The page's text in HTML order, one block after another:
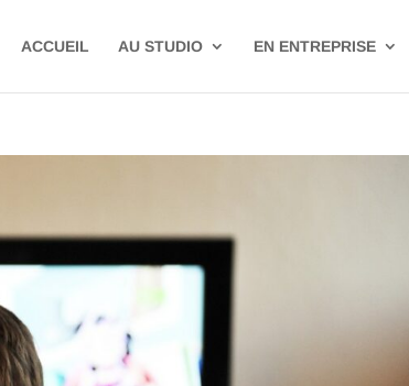
ACCUEIL AU STUDIO EN ENTREPRISE